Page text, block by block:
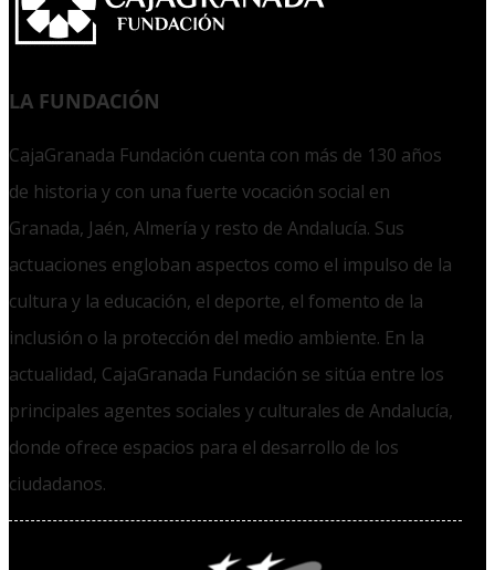
LA FUNDACIÓN
CajaGranada Fundación cuenta con más de 130 años
de historia y con una fuerte vocación social en
Granada, Jaén, Almería y resto de Andalucía. Sus
actuaciones engloban aspectos como el impulso de la
cultura y la educación, el deporte, el fomento de la
inclusión o la protección del medio ambiente. En la
actualidad, CajaGranada Fundación se sitúa entre los
principales agentes sociales y culturales de Andalucía,
donde ofrece espacios para el desarrollo de los
ciudadanos.